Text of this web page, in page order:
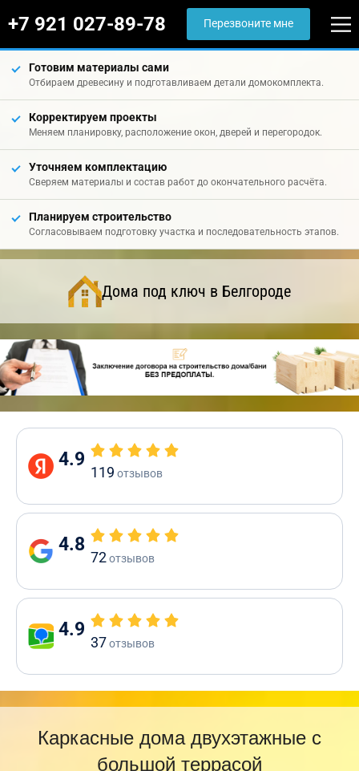
+7 921 027-89-78 Перезвоните мне
Готовим материалы сами
Отбираем древесину и подготавливаем детали домокомплекта.
Корректируем проекты
Меняем планировку, расположение окон, дверей и перегородок.
Уточняем комплектацию
Сверяем материалы и состав работ до окончательного расчёта.
Планируем строительство
Согласовываем подготовку участка и последовательность этапов.
Дома под ключ в Белгороде
4.9
119 отзывов
4.8
72отзывов
4.9
37отзывов
Каркасные дома двухэтажные с
большой террасой